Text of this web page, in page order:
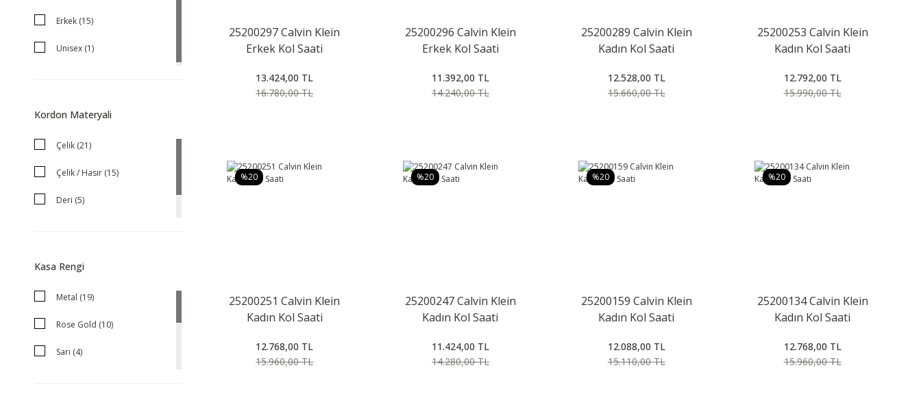
Erkek (15)
Unisex (1)
Kordon Materyali
Çelik (21)
Çelik / Hasır (15)
Deri (5)
Kasa Rengi
Metal (19)
Rose Gold (10)
Sarı (4)
25200297 Calvin Klein
Erkek Kol Saati
13.424,00 TL
16.780,00 TL
25200296 Calvin Klein
Erkek Kol Saati
11.392,00 TL
14.240,00 TL
25200289 Calvin Klein
Kadın Kol Saati
12.528,00 TL
15.660,00 TL
25200253 Calvin Klein
Kadın Kol Saati
12.792,00 TL
15.990,00 TL
%20
25200251 Calvin Klein
Kadın Kol Saati
12.768,00 TL
15.960,00 TL
%20
25200247 Calvin Klein
Kadın Kol Saati
11.424,00 TL
14.280,00 TL
%20
25200159 Calvin Klein
Kadın Kol Saati
12.088,00 TL
15.110,00 TL
%20
25200134 Calvin Klein
Kadın Kol Saati
12.768,00 TL
15.960,00 TL